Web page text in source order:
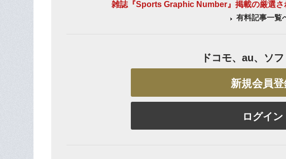
雑誌『Sports Graphic Number』掲載の厳選さ
有料記事一覧
ドコモ、au、ソ
新規会員
ログイン